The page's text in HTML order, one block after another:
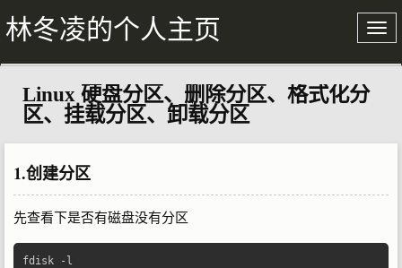
林冬凌的个人主页
关于我
文章存档
Linux 硬盘分区、删除分区、格式化分
区、挂载分区、卸载分区
1.创建分区
先查看下是否有磁盘没有分区
fdisk - l